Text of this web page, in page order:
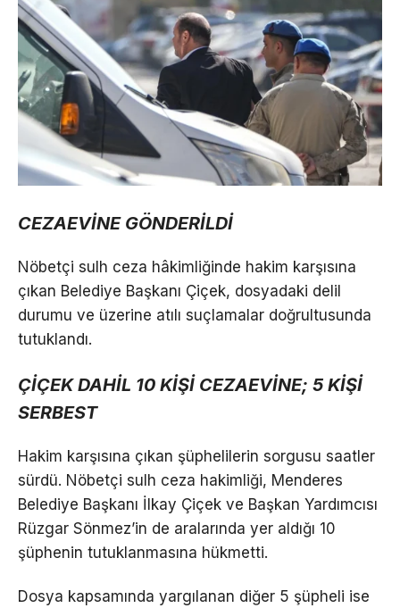
CEZAEVİNE GÖNDERİLDİ
Nöbetçi sulh ceza hâkimliğinde hakim karşısına
çıkan Belediye Başkanı Çiçek, dosyadaki delil
durumu ve üzerine atılı suçlamalar doğrultusunda
tutuklandı.
ÇİÇEK DAHİL 10 KİŞİ CEZAEVİNE; 5 KİŞİ
SERBEST
Hakim karşısına çıkan şüphelilerin sorgusu saatler
sürdü. Nöbetçi sulh ceza hakimliği, Menderes
Belediye Başkanı İlkay Çiçek ve Başkan Yardımcısı
Rüzgar Sönmez’in de aralarında yer aldığı 10
şüphenin tutuklanmasına hükmetti.
Dosya kapsamında yargılanan diğer 5 şüpheli ise